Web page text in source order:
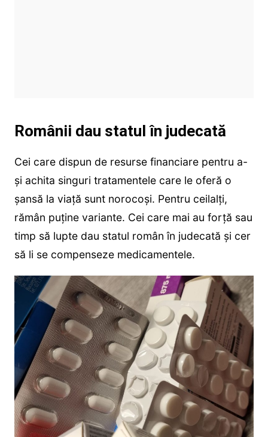
Românii dau statul în judecată
Cei care dispun de resurse financiare pentru a-
și achita singuri tratamentele care le oferă o
șansă la viață sunt norocoși. Pentru ceilalți,
rămân puține variante. Cei care mai au forță sau
timp să lupte dau statul român în judecată și cer
să li se compenseze medicamentele.